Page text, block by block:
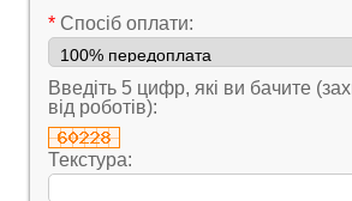
* Cпосіб оплати:
Введіть 5 цифр, які ви бачите
від роботів):
Текстура: